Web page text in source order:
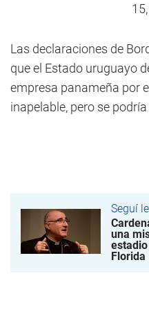
Las declaraciones de
que el Estado uruguayo
empresa panameña por
inapelable, pero se
Seguí
una
Florida